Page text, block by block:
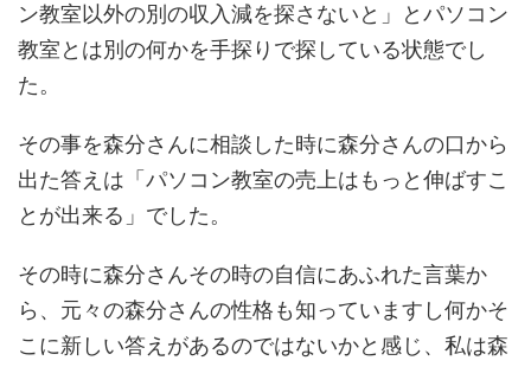
ン教室以外の別の収入減を探さないと」とパソコン
教室とは別の何かを手探りで探している状態でし
た。
その事を森分さんに相談した時に森分さんの口から
出た答えは「パソコン教室の売上はもっと伸ばすこ
とが出来る」でした。
その時に森分さんその時の自信にあふれた言葉か
ら、元々の森分さんの性格も知っていますし何かそ
こに新しい答えがあるのではないかと感じ、私は森